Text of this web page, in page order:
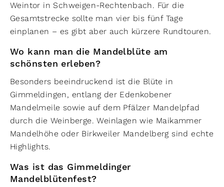
Weintor in Schweigen-Rechtenbach. Für die
Gesamtstrecke sollte man vier bis fünf Tage
einplanen – es gibt aber auch kürzere Rundtouren.
Wo kann man die Mandelblüte am
schönsten erleben?
Besonders beeindruckend ist die Blüte in
Gimmeldingen, entlang der Edenkobener
Mandelmeile sowie auf dem Pfälzer Mandelpfad
durch die Weinberge. Weinlagen wie Maikammer
Mandelhöhe oder Birkweiler Mandelberg sind echte
Highlights.
Was ist das Gimmeldinger
Mandelblütenfest?